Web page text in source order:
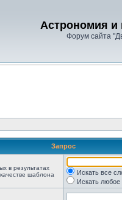
Астрономия и
Форум сайта
Запрос
в результатах
шаблона
Искать все
Искать любое